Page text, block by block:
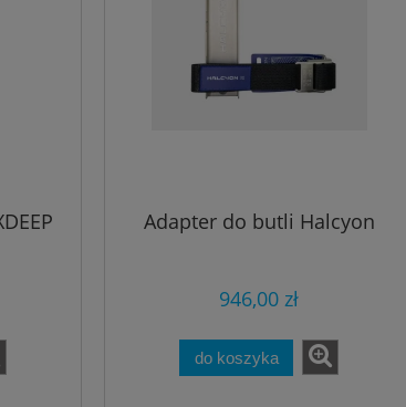
Adapter do butli Halcyon
946,00 zł
do koszyka